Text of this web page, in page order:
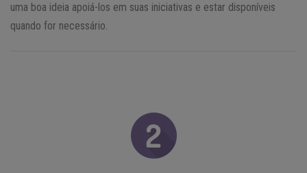
uma boa ideia apoiá-los em suas iniciativas e estar disponíveis
quando for necessário.